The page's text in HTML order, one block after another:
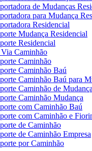
de Mudanças
para Mudança
Residencial
Mudança Residencial
Residencial
Caminhão
Caminhão
Caminhão Baú
Caminhão Baú para
Caminhão de Mudança
Caminhão Mudança
com Caminhão Baú
com Caminhão e
de Caminhão
de Caminhão Empresa
por Caminhão